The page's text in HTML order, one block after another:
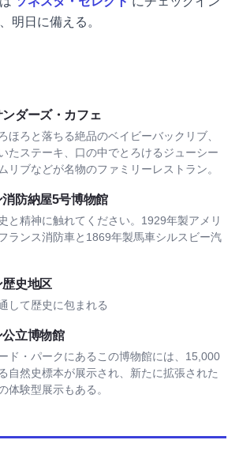
明日に備える。
ンダーズ・カフェ
ほろと落ちる絶品のベイビーバックリブ、
たステーキ、口の中でとろけるジューシー
リブなどが名物のファミリーレストラン。
カフェを見る
消防納屋5号博物館
と精神に触れてください。1929年製アメリ
ランス消防車と1869年製馬車シルスビー汽
号博物館を見る
史地区
して歴史に包まれる
見る
公立博物館
ド・パークにあるこの博物館には、15,000
自然史標本が展示され、新たに拡張された
体験型展示もある。
ク・ミュージアムを見る